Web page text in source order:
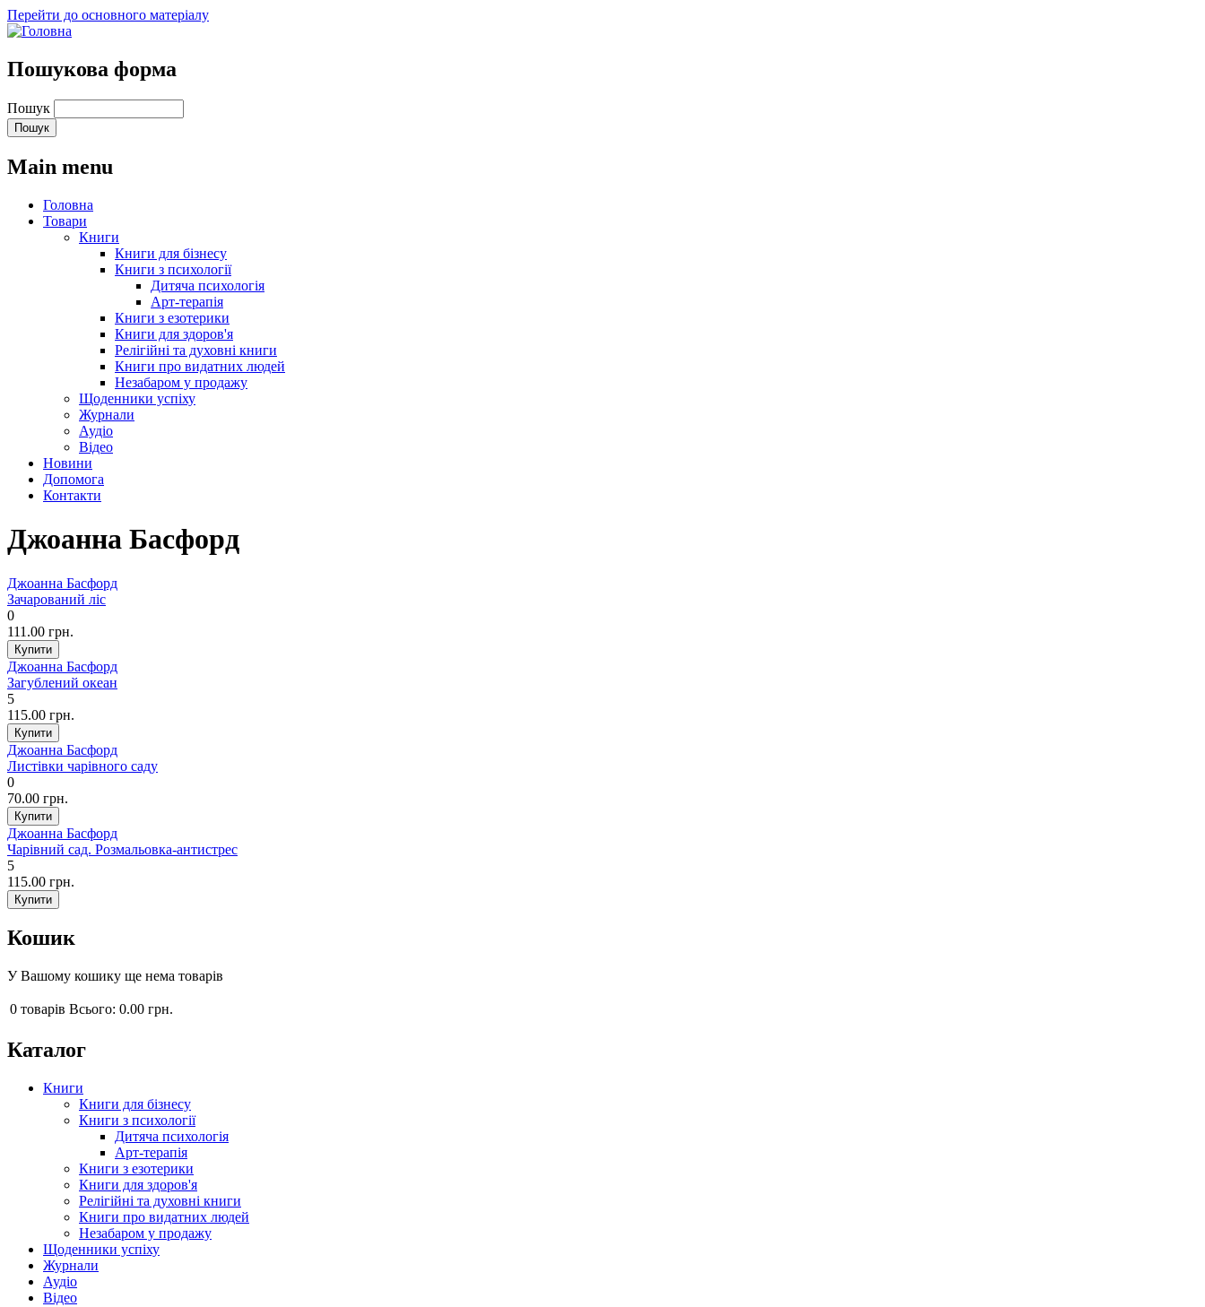
Перейти до основного матеріалу
Пошукова форма
Пошук
Main menu
Головна
Товари
Книги
Книги для бізнесу
Книги з психології
Дитяча психологія
Арт-терапія
Книги з езотерики
Книги для здоров'я
Релігійні та духовні книги
Книги про видатних людей
Незабаром у продажу
Щоденники успіху
Журнали
Аудіо
Відео
Новини
Допомога
Контакти
Джоанна Басфорд
Джоанна Басфорд
Зачарований ліс
0
111.00 грн.
Джоанна Басфорд
Загублений океан
5
115.00 грн.
Джоанна Басфорд
Листівки чарівного саду
0
70.00 грн.
Джоанна Басфорд
Чарівний сад. Розмальовка-антистрес
5
115.00 грн.
Кошик
У Вашому кошику ще нема товарів
0 товарів Всього: 0.00 грн.
Каталог
Книги
Книги для бізнесу
Книги з психології
Дитяча психологія
Арт-терапія
Книги з езотерики
Книги для здоров'я
Релігійні та духовні книги
Книги про видатних людей
Незабаром у продажу
Щоденники успіху
Журнали
Аудіо
Відео